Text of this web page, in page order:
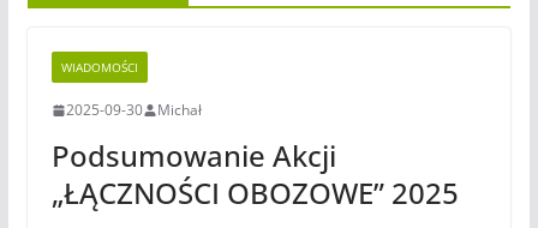
WIADOMOŚCI
2025-09-30 Michał
Podsumowanie Akcji
„ŁĄCZNOŚCI OBOZOWE” 2025